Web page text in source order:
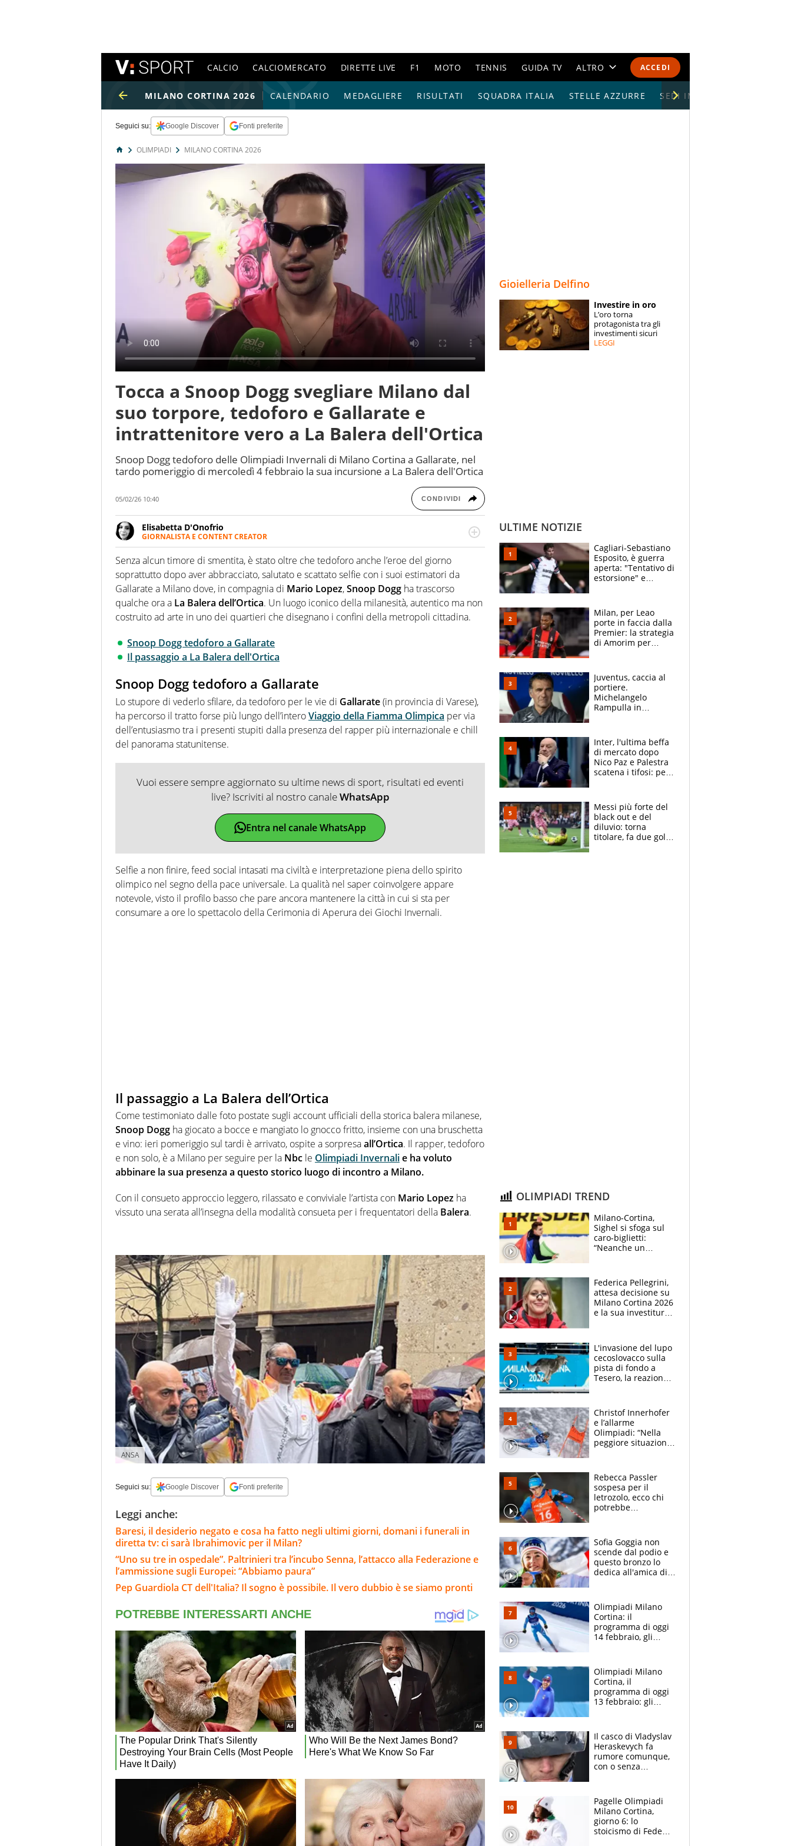
ACCEDI
CALCIO CALCIOMERCATO DIRETTE LIVE F1 MOTO TENNIS GUIDA TV ALTRO
CALENDARI E CLASSIFICHE
ESPERTI
CONTATTI
MILANO CORTINA 2026 CALENDARIO MEDAGLIERE RISULTATI SQUADRA ITALIA STELLE AZZURRE SEDI IMPIANTI
Seguici su: Google Discover Fonti preferite
OLIMPIADI MILANO CORTINA 2026
Tocca a Snoop Dogg svegliare Milano dal
suo torpore, tedoforo e Gallarate e
intrattenitore vero a La Balera dell'Ortica
Snoop Dogg tedoforo delle Olimpiadi Invernali di Milano Cortina a Gallarate, nel
tardo pomeriggio di mercoledì 4 febbraio la sua incursione a La Balera dell'Ortica
05/02/26 10:40 CONDIVIDI
Elisabetta D'Onofrio
GIORNALISTA E CONTENT CREATOR
Giornalista professionista dal 2007, scrive per curiosità personale e necessità:
soprattutto di calcio, di sport e dei suoi protagonisti, concedendosi innocenti evasioni
nell'ambito della creazione di format. Un tempo ala destra, oggi si sente a suo agio nel
ruolo di libero. Cura una classifica riservata dei migliori 5 calciatori di sempre.
Senza alcun timore di smentita, è stato oltre che tedoforo anche l’eroe del giorno
soprattutto dopo aver abbracciato, salutato e scattato selfie con i suoi estimatori da
Gallarate a Milano dove, in compagnia di Mario Lopez,Snoop Dogg ha trascorso
qualche ora a La Balera dell’Ortica. Un luogo iconico della milanesità, autentico ma non
costruito ad arte in uno dei quartieri che disegnano i confini della metropoli cittadina.
Snoop Dogg tedoforo a Gallarate
Il passaggio a La Balera dell'Ortica
Snoop Dogg tedoforo a Gallarate
Lo stupore di vederlo sfilare, da tedoforo per le vie di Gallarate(in provincia di Varese),
ha percorso il tratto forse più lungo dell’interoViaggio della Fiamma Olimpica per via
dell’entusiasmo tra i presenti stupiti dalla presenza del rapper più internazionale e chill
del panorama statunitense.
Vuoi essere sempre aggiornato su ultime news di sport, risultati ed eventi
live? Iscriviti al nostro canaleWhatsApp
Entra nel canale WhatsApp
Selfie a non finire, feed social intasati ma civiltà e interpretazione piena dello spirito
olimpico nel segno della pace universale. La qualità nel saper coinvolgere appare
notevole, visto il profilo basso che pare ancora mantenere la città in cui si sta per
consumare a ore lo spettacolo della Cerimonia di Aperura dei Giochi Invernali.
Il passaggio a La Balera dell’Ortica
Come testimoniato dalle foto postate sugli account ufficiali della storica balera milanese,
Snoop Dogg ha giocato a bocce e mangiato lo gnocco fritto, insieme con una bruschetta
e vino: ieri pomeriggio sul tardi è arrivato, ospite a sorpresaall’Ortica. Il rapper, tedoforo
e non solo, è a Milano per seguire per la Nbc le Olimpiadi Invernalie ha voluto
abbinare la sua presenza a questo storico luogo di incontro a Milano.
Con il consueto approccio leggero, rilassato e conviviale l’artista con Mario Lopez ha
vissuto una serata all’insegna della modalità consueta per i frequentatori della Balera.
ANSA
Seguici su: Google Discover Fonti preferite
Leggi anche:
Baresi, il desiderio negato e cosa ha fatto negli ultimi giorni, domani i funerali in
diretta tv: ci sarà Ibrahimovic per il Milan?
“Uno su tre in ospedale”. Paltrinieri tra l’incubo Senna, l’attacco alla Federazione e
l’ammissione sugli Europei: “Abbiamo paura”
Pep Guardiola CT dell'Italia? Il sogno è possibile. Il vero dubbio è se siamo pronti
Gioielleria Delfino
Investire in oro
L’oro torna
protagonista tra gli
investimenti sicuri
LEGGI
ULTIME NOTIZIE
Cagliari-Sebastiano
Esposito, è guerra
aperta: "Tentativo di
estorsione" e
Milan, per Leao
porte in faccia dalla
Premier: la strategia
di Amorim per
dopo il derby
Juventus, caccia al
portiere.
Michelangelo
Rampulla in
Roba da Lega Pro.
Caprile profilo
giusto”
Inter, l'ultima beffa
di mercato dopo
Nico Paz e Palestra
scatena i tifosi: per
Messi più forte del
black out e del
diluvio: torna
titolare, fa due gol e
OLIMPIADI TREND
Milano-Cortina,
Sighel si sfoga sul
caro-biglietti:
“Neanche un
social scoppia la
polemica
Federica Pellegrini,
attesa decisione su
Milano Cortina 2026
e la sua investitura
L'invasione del lupo
cecoslovacco sulla
pista di fondo a
Tesero, la reazione
Christof Innerhofer
e l’allarme
Olimpiadi: “Nella
peggiore situazione
ESCLUSIVA
Rebecca Passler
sospesa per il
letrozolo, ecco chi
potrebbe
è e come cambia
l'Italia del biathlon
Sofia Goggia non
scende dal podio e
questo bronzo lo
dedica all'amica di
Olimpiadi Milano
Cortina: il
programma di oggi
14 febbraio, gli
Olimpiadi Milano
Cortina, il
programma di oggi
13 febbraio: gli
Il casco di Vladyslav
Heraskevych fa
rumore comunque,
con o senza
TAS
Pagelle Olimpiadi
Milano Cortina,
giorno 6: lo
stoicismo di Fede